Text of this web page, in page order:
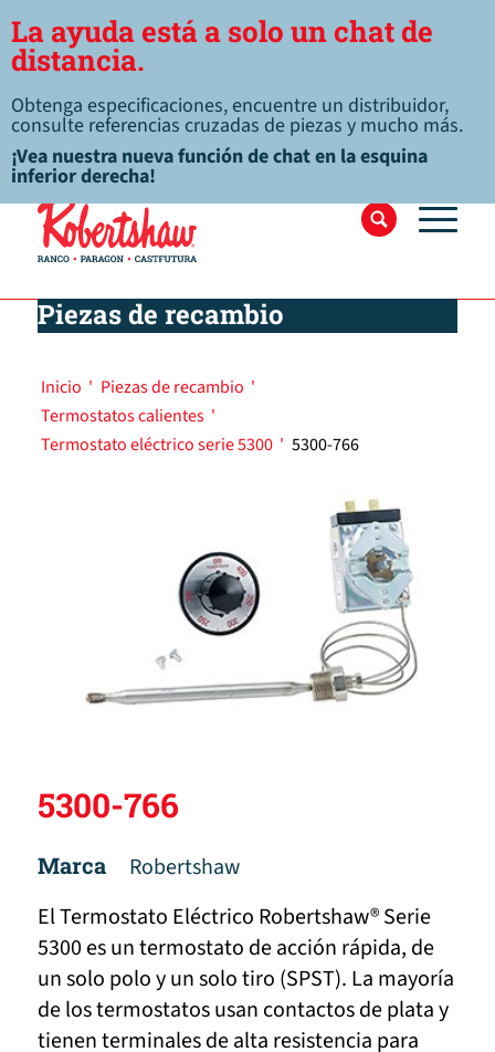
La ayuda está a solo un chat de
distancia.
Obtenga especificaciones, encuentre un distribuidor,
consulte referencias cruzadas de piezas y mucho más.
¡Vea nuestra nueva función de chat en la esquina
inferior derecha!
Piezas de recambio
Inicio ' Piezas de recambio '
Termostatos calientes '
Termostato eléctrico serie 5300 ' 5300-766
5300-766
Marca
Robertshaw
El Termostato Eléctrico Robertshaw® Serie
5300 es un termostato de acción rápida, de
un solo polo y un solo tiro (SPST). La mayoría
de los termostatos usan contactos de plata y
tienen terminales de alta resistencia para